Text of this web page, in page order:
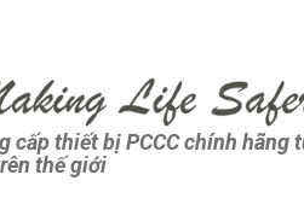
cấp thiết bị PCCC chính hãng
thế giới